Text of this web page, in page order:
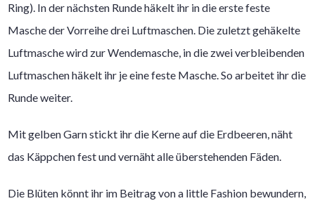
Ring). In der nächsten Runde häkelt ihr in die erste feste
Masche der Vorreihe drei Luftmaschen. Die zuletzt gehäkelte
Luftmasche wird zur Wendemasche, in die zwei verbleibenden
Luftmaschen häkelt ihr je eine feste Masche. So arbeitet ihr die
Runde weiter.
Mit gelben Garn stickt ihr die Kerne auf die Erdbeeren, näht
das Käppchen fest und vernäht alle überstehenden Fäden.
Die Blüten könnt ihr im Beitrag von a little Fashion bewundern,